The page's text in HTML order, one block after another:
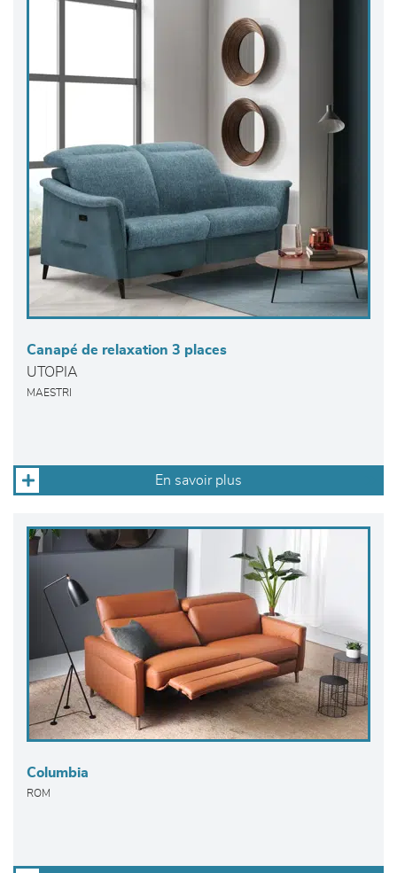
Canapé de relaxation 3 places
UTOPIA
MAESTRI
En savoir plus
Columbia
ROM